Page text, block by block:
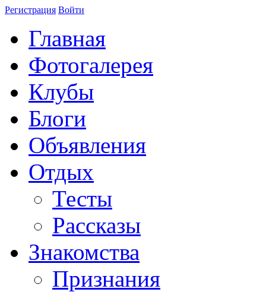
Регистрация Войти
Главная
Фотогалерея
Клубы
Блоги
Объявления
Отдых
Тесты
Рассказы
Знакомства
Признания